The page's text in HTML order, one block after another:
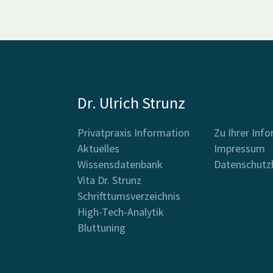
Dr. Ulrich Strunz
Privatpraxis Information
Aktuelles
Wissensdatenbank
Vita Dr. Strunz
Schrifttumsverzeichnis
High-Tech-Analytik
Bluttuning
Zu Ihrer
Impressum